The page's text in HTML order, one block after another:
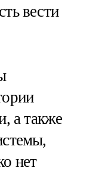
вести
а также
нет